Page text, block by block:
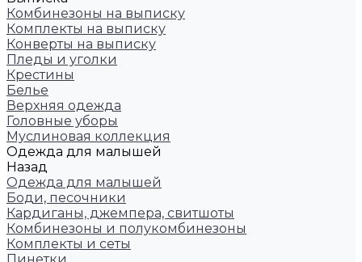
Комбинезоны на выписку
Комплекты на выписку
Конверты на выписку
Пледы и уголки
Крестины
Белье
Верхняя одежда
Головные уборы
Муслиновая коллекция
Одежда для малышей
Назад
Одежда для малышей
Боди, песочники
Кардиганы, джемпера, свитшоты
Комбинезоны и полукомбинезоны
Комплекты и сеты